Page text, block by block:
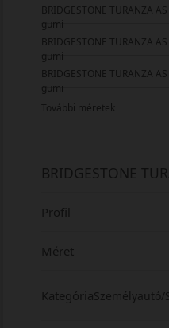
BRIDGESTONE TURANZA
gumi
BRIDGESTONE TURANZA
gumi
BRIDGESTONE TURANZA
gumi
További méretek
BRIDGESTONE
Profil
Méret
KategóriaSzemélyautó/